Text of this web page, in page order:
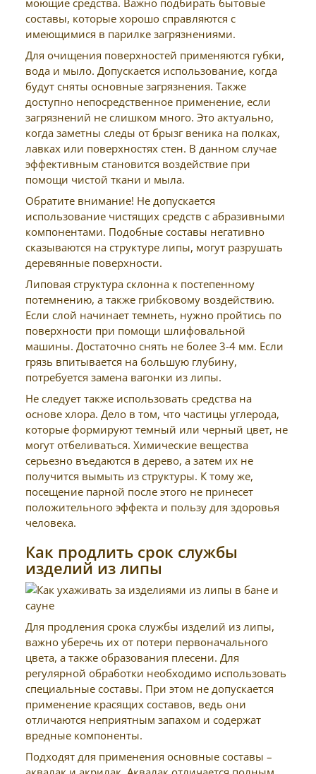
моющие средства. Важно подбирать бытовые
составы, которые хорошо справляются с
имеющимися в парилке загрязнениями.
Для очищения поверхностей применяются губки,
вода и мыло. Допускается использование, когда
будут сняты основные загрязнения. Также
доступно непосредственное применение, если
загрязнений не слишком много. Это актуально,
когда заметны следы от брызг веника на полках,
лавках или поверхностях стен. В данном случае
эффективным становится воздействие при
помощи чистой ткани и мыла.
Обратите внимание! Не допускается
использование чистящих средств с абразивными
компонентами. Подобные составы негативно
сказываются на структуре липы, могут разрушать
деревянные поверхности.
Липовая структура склонна к постепенному
потемнению, а также грибковому воздействию.
Если слой начинает темнеть, нужно пройтись по
поверхности при помощи шлифовальной
машины. Достаточно снять не более 3-4 мм. Если
грязь впитывается на большую глубину,
потребуется замена вагонки из липы.
Не следует также использовать средства на
основе хлора. Дело в том, что частицы углерода,
которые формируют темный или черный цвет, не
могут отбеливаться. Химические вещества
серьезно въедаются в дерево, а затем их не
получится вымыть из структуры. К тому же,
посещение парной после этого не принесет
положительного эффекта и пользу для здоровья
человека.
Как продлить срок службы
изделий из липы
Для продления срока службы изделий из липы,
важно уберечь их от потери первоначального
цвета, а также образования плесени. Для
регулярной обработки необходимо использовать
специальные составы. При этом не допускается
применение красящих составов, ведь они
отличаются неприятным запахом и содержат
вредные компоненты.
Подходят для применения основные составы –